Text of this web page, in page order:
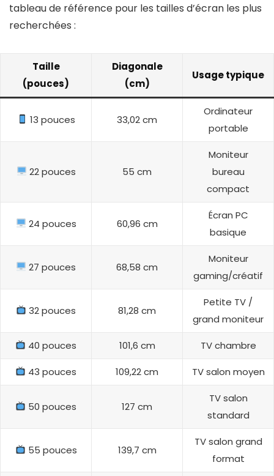
tableau de référence pour les tailles d’écran les plus
recherchées :
Taille
(pouces)
Diagonale
(cm)
Usage typique
13 pouces 33,02 cm
Ordinateur
portable
22 pouces 55 cm
Moniteur
bureau
compact
24 pouces 60,96 cm
Écran PC
basique
27 pouces 68,58 cm
Moniteur
gaming/créatif
32 pouces 81,28 cm
Petite TV /
grand moniteur
40 pouces 101,6 cm TV chambre
43 pouces 109,22 cm TV salon moyen
50 pouces 127 cm
TV salon
standard
55 pouces 139,7 cm
TV salon grand
format